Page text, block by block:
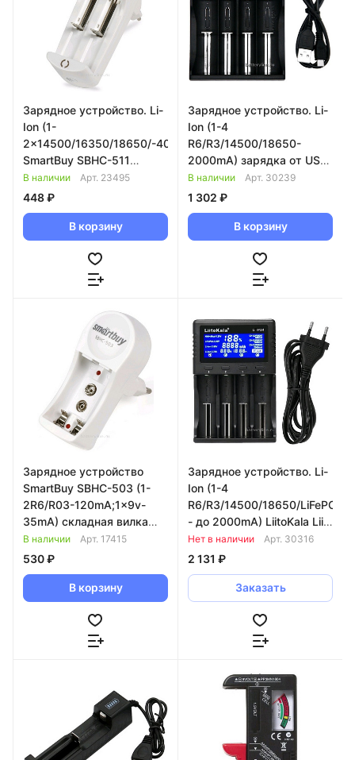
Зарядное устройство. Li-
Ion (1-
2x14500/16350/18650/-400mA)
SmartBuy SBHC-511
складная вилка 067264
В наличии Арт. 23495
448 ₽
В корзину
Зарядное устройство. Li-
Ion (1-4
R6/R3/14500/18650-
2000mA) зарядка от USB
+ USBвыход 1A LiitoKala
Lii-402
В наличии Арт. 30239
1 302 ₽
В корзину
Зарядное устройство
SmartBuy SBHC-503 (1-
2R6/R03-120mA;1x9v-
35mA) складная вилка
067271
В наличии Арт. 17415
530 ₽
В корзину
Зарядное устройство. Li-
Ion (1-4
R6/R3/14500/18650/LiFePO4
- до 2000mA) LiitoKala Lii-
PD4 220v
Нет в наличии Арт. 30316
2 131 ₽
Заказать